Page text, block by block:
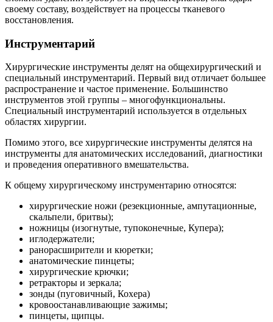
своему составу, воздействует на процессы тканевого
восстановления.
Инструментарий
Хирургические инструменты делят на общехирургический и
специальный инструментарий. Первый вид отличает большее
распространение и частое применение. Большинство
инструментов этой группы – многофункциональны.
Специальный инструментарий используется в отдельных
областях хирургии.
Помимо этого, все хирургические инструменты делятся на
инструменты для анатомических исследований, диагностики
и проведения оперативного вмешательства.
К общему хирургическому инструментарию относятся:
хирургические ножи (резекционные, ампутационные,
скальпели, бритвы);
ножницы (изогнутые, тупоконечные, Купера);
иглодержатели;
ранорасширители и кюретки;
анатомические пинцеты;
хирургические крючки;
ретракторы и зеркала;
зонды (пуговичный, Кохера)
кровоостанавливающие зажимы;
пинцеты, щипцы.